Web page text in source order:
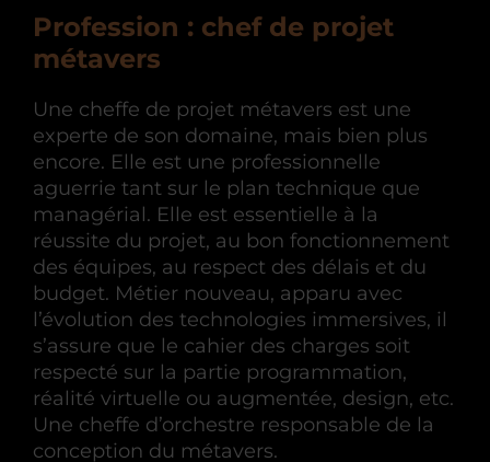
Profession : chef de projet
métavers
Une cheffe de projet métavers est une
experte de son domaine, mais bien plus
encore. Elle est une professionnelle
aguerrie tant sur le plan technique que
managérial. Elle est essentielle à la
réussite du projet, au bon fonctionnement
des équipes, au respect des délais et du
budget. Métier nouveau, apparu avec
l’évolution des technologies immersives, il
s’assure que le cahier des charges soit
respecté sur la partie programmation,
réalité virtuelle ou augmentée, design, etc.
Une cheffe d’orchestre responsable de la
conception du métavers.